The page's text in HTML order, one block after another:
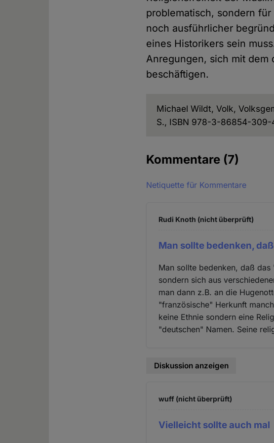
problematisch, sondern
noch ausführlicher
eines Historikers sein
Anregungen, sich mit
beschäftigen.
Michael Wildt, Volk,
S., ISBN 978-3-86854-309-
Kommentare (7)
Netiquette für Kommentare
Rudi Knoth (nicht überprüft)
Man sollte bedenken,
Man sollte bedenken, daß
sondern sich aus
man dann z.B. an die
"französische" Herkunft
keine Ethnie sondern eine
"deutschen" Namen. Seine
Diskussion anzeigen
wuff (nicht überprüft)
Vielleicht sollte auch mal